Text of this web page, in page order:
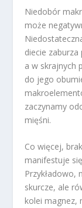
Niedobór
może
diecie
a w skrajnych
do jego
zaczynamy
mięśni.
Co więcej,
manifestuje
Przykładowo,
skurcze, ale
kolei magnez,